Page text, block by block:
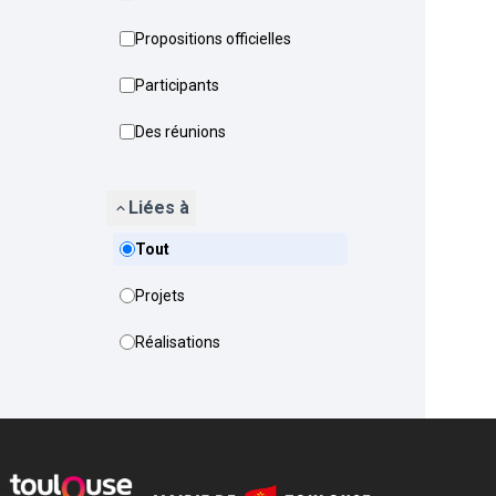
Propositions officielles
Participants
Des réunions
Liées à
Tout
Projets
Réalisations